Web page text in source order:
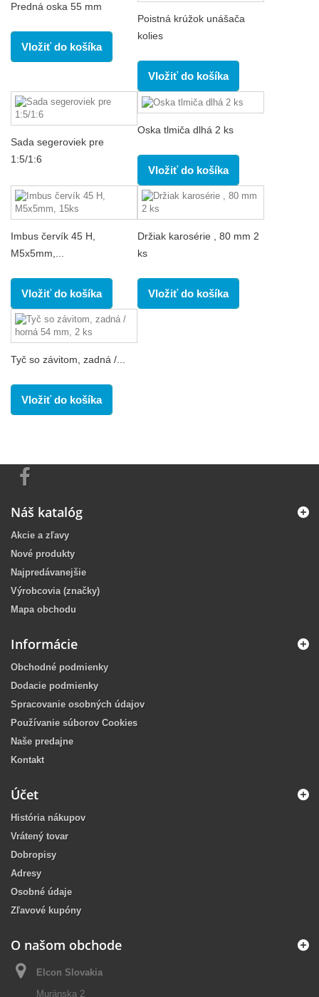
Predná oska 55 mm
Vložiť do košíka
Poistná krúžok unášača
kolies
Vložiť do košíka
Sada segeroviek pre
1:5/1:6
Oska tlmiča dlhá 2 ks
Vložiť do košíka
Imbus červík 45 H,
M5x5mm,...
Vložiť do košíka
Držiak karosérie , 80 mm 2
ks
Vložiť do košíka
Tyč so závitom, zadná /...
Vložiť do košíka
Náš katalóg
Akcie a zľavy
Nové produkty
Najpredávanejšie
Výrobcovia (značky)
Mapa obchodu
Informácie
Obchodné podmienky
Dodacie podmienky
Spracovanie osobných údajov
Používanie súborov Cookies
Naše predajne
Kontakt
Účet
História nákupov
Vrátený tovar
Dobropisy
Adresy
Osobné údaje
Zľavové kupóny
O našom obchode
Elcon Slovakia
Muránska 2